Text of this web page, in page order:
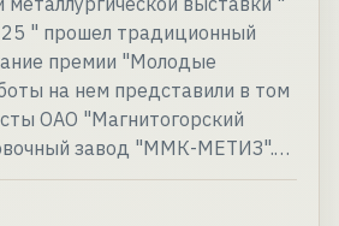
" прошел традиционный
премии "Молодые
на нем представили в том
ОАО "Магнитогорский
завод "ММК-МЕТИЗ".…